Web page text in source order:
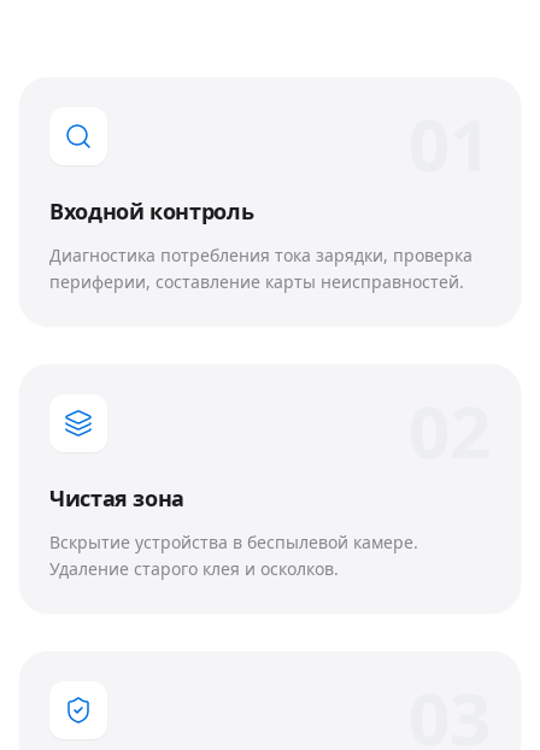
Входной контроль
Диагностика потребления тока зарядки, проверка
периферии, составление карты неисправностей.
Чистая зона
Вскрытие устройства в беспылевой камере.
Удаление старого клея и осколков.